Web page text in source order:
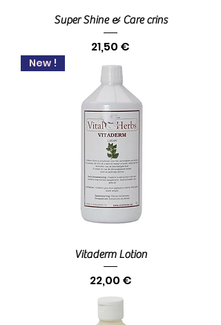
Super Shine & Care crins
Prix
21,50 €
New !
Vitaderm Lotion
Prix
22,00 €